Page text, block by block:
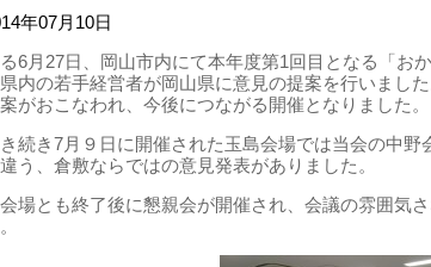
年07月10日
6月27日、岡山市内にて本年度第1回目となる「お
内の若手経営者が岡山県に意見の提案を行いまし
がおこなわれ、今後につながる開催となりました。
続き7月９日に開催された玉島会場では当会の中
う、倉敷ならではの意見発表がありました。
場とも終了後に懇親会が開催され、会議の雰囲気